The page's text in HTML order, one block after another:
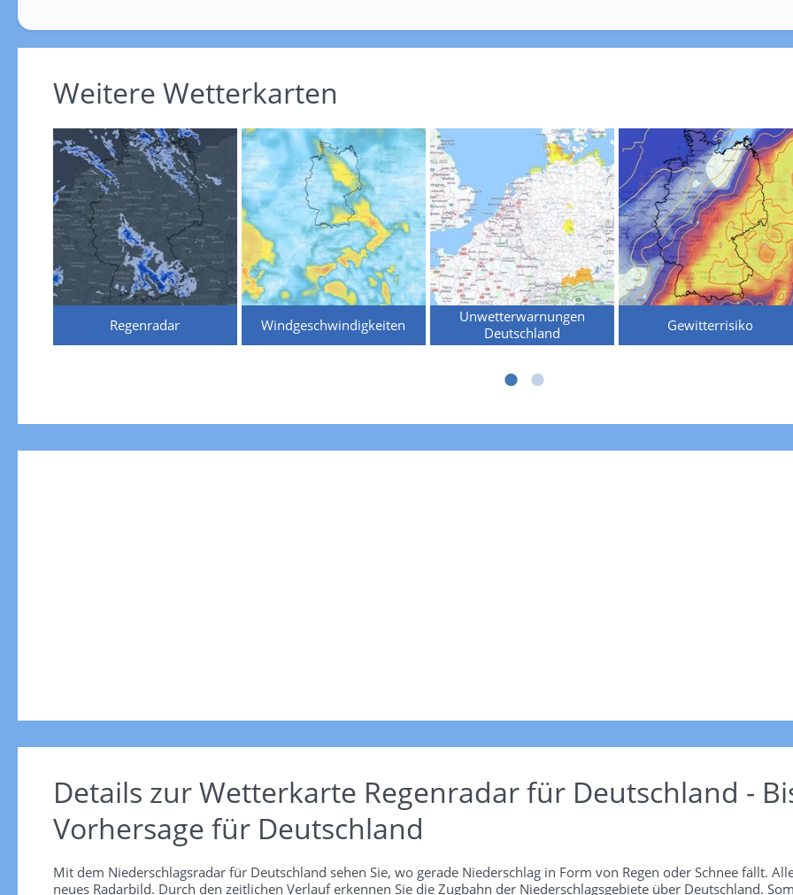
Weitere Wetterkarten
Regenradar Windgeschwindigkeiten
Unwetterwarnungen
Deutschland
Gewitterrisiko
Details zur Wetterkarte Regenradar für Deutschland -
Vorhersage für Deutschland
Mit dem Niederschlagsradar für Deutschland sehen Sie, wo gerade Niederschlag in Form von Regen oder Schnee fällt.
neues Radarbild. Durch den zeitlichen Verlauf erkennen Sie die Zugbahn der Niederschlagsgebiete über Deutschland.